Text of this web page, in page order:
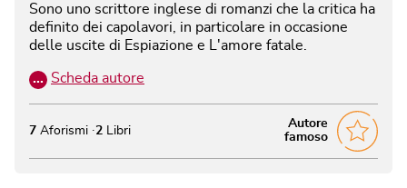
Sono uno scrittore inglese di romanzi che la critica ha
definito dei capolavori, in particolare in occasione
delle uscite di Espiazione e L'amore fatale.
… Scheda autore
Autore
famoso
7 Aforismi 2 Libri